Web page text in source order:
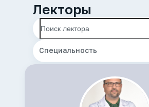
Лекторы
Специальность